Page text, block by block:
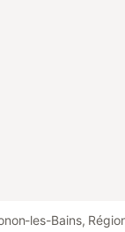
les-Bains,